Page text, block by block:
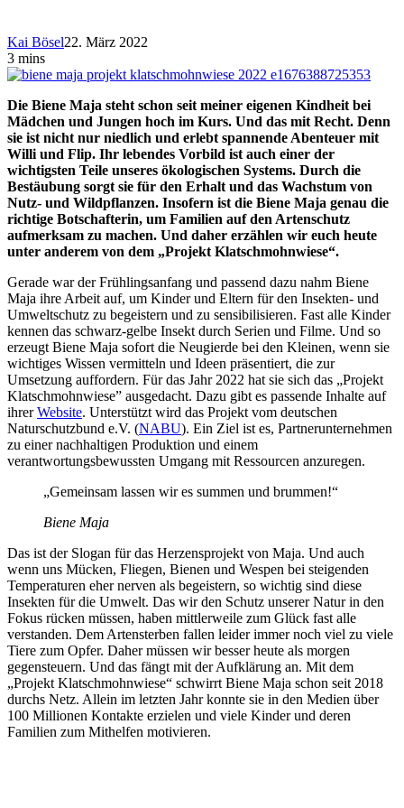
Kai Bösel22. März 2022
3 mins
Die Biene Maja steht schon seit meiner eigenen Kindheit bei
Mädchen und Jungen hoch im Kurs. Und das mit Recht. Denn
sie ist nicht nur niedlich und erlebt spannende Abenteuer mit
Willi und Flip. Ihr lebendes Vorbild ist auch einer der
wichtigsten Teile unseres ökologischen Systems. Durch die
Bestäubung sorgt sie für den Erhalt und das Wachstum von
Nutz- und Wildpflanzen. Insofern ist die Biene Maja genau die
richtige Botschafterin, um Familien auf den Artenschutz
aufmerksam zu machen. Und daher erzählen wir euch heute
unter anderem von dem „Projekt Klatschmohnwiese“.
Gerade war der Frühlingsanfang und passend dazu nahm Biene
Maja ihre Arbeit auf, um Kinder und Eltern für den Insekten- und
Umweltschutz zu begeistern und zu sensibilisieren. Fast alle Kinder
kennen das schwarz-gelbe Insekt durch Serien und Filme. Und so
erzeugt Biene Maja sofort die Neugierde bei den Kleinen, wenn sie
wichtiges Wissen vermitteln und Ideen präsentiert, die zur
Umsetzung auffordern. Für das Jahr 2022 hat sie sich das „Projekt
Klatschmohnwiese” ausgedacht. Dazu gibt es passende Inhalte auf
ihrerWebsite. Unterstützt wird das Projekt vom deutschen
Naturschutzbund e.V. (NABU). Ein Ziel ist es, Partnerunternehmen
zu einer nachhaltigen Produktion und einem
verantwortungsbewussten Umgang mit Ressourcen anzuregen.
„Gemeinsam lassen wir es summen und brummen!“
Biene Maja
Das ist der Slogan für das Herzensprojekt von Maja. Und auch
wenn uns Mücken, Fliegen, Bienen und Wespen bei steigenden
Temperaturen eher nerven als begeistern, so wichtig sind diese
Insekten für die Umwelt. Das wir den Schutz unserer Natur in den
Fokus rücken müssen, haben mittlerweile zum Glück fast alle
verstanden. Dem Artensterben fallen leider immer noch viel zu viele
Tiere zum Opfer. Daher müssen wir besser heute als morgen
gegensteuern. Und das fängt mit der Aufklärung an. Mit dem
„Projekt Klatschmohnwiese“ schwirrt Biene Maja schon seit 2018
durchs Netz. Allein im letzten Jahr konnte sie in den Medien über
100 Millionen Kontakte erzielen und viele Kinder und deren
Familien zum Mithelfen motivieren.